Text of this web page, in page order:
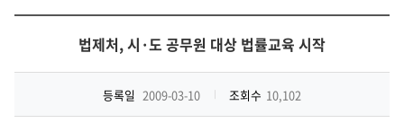
고
열
기
법제처, 시·도 공무원 대상 법률교육 시작
등록일 2009-03-10 조회수 10,102